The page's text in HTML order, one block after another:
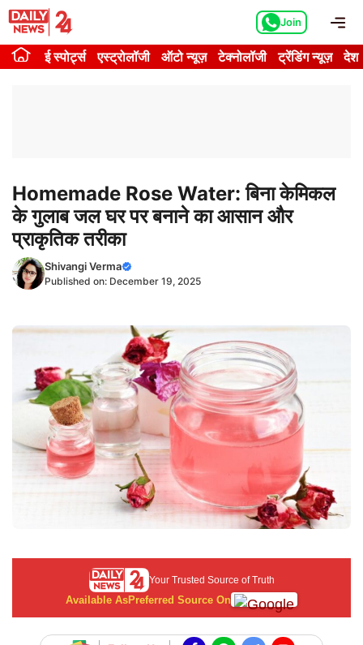
Skip
content
Join
ई स्पोर्ट्स एस्ट्रोलॉजी ऑटो न्यूज़ टेक्नोलॉजी ट्रेंडिंग न्यूज़ देश
Homemade Rose Water: बिना केमिकल
के गुलाब जल घर पर बनाने का आसान और
प्राकृतिक तरीका
Shivangi Verma
Published on: December 19, 2025
Your Trusted Source of Truth
Available AsPreferred Source On